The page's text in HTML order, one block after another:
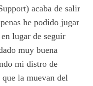
acaba de salir
he podido jugar
lugar de seguir
muy buena
mi distro de
la muevan del